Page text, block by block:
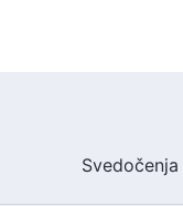
Svedočenja